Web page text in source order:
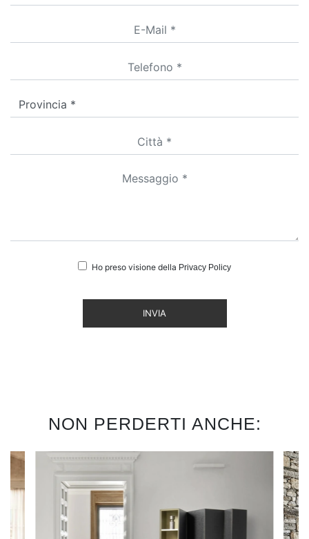
Ho preso visione della Privacy Policy
INVIA
NON PERDERTI ANCHE: